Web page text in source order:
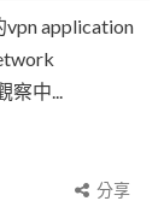
application
中...
分享